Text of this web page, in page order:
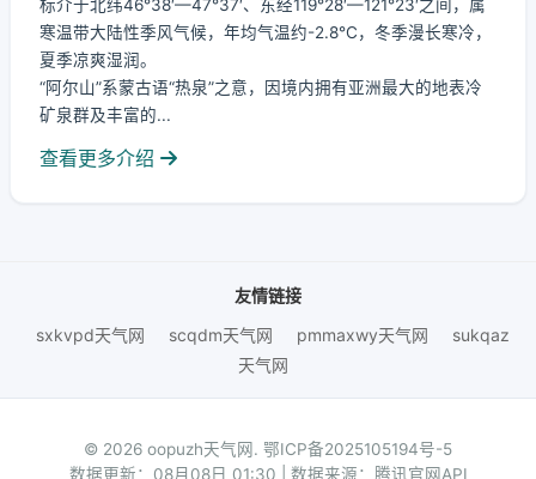
标介于北纬46°38′—47°37′、东经119°28′—121°23′之间，属
寒温带大陆性季风气候，年均气温约-2.8℃，冬季漫长寒冷，
夏季凉爽湿润。
“阿尔山”系蒙古语“热泉”之意，因境内拥有亚洲最大的地表冷
矿泉群及丰富的...
查看更多介绍
友情链接
sxkvpd天气网
scqdm天气网 pmmaxwy天气网
sukqaz
天气网
© 2026 oopuzh天气网. 鄂ICP备2025105194号-5
数据更新：08月08日 01:30 | 数据来源：腾讯官网API